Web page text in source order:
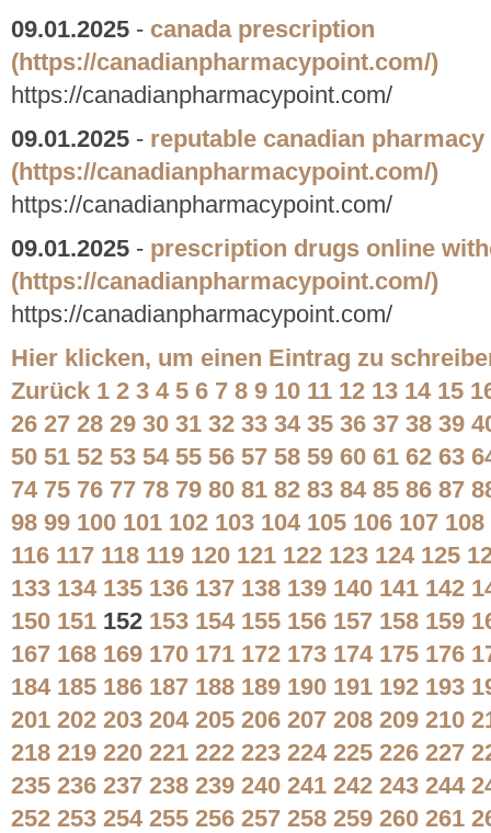
09.01.2025 - canada prescription
(https://canadianpharmacypoint.com/)
https://canadianpharmacypoint.com/
09.01.2025 - reputable canadian
(https://canadianpharmacypoint.com/)
https://canadianpharmacypoint.com/
09.01.2025 - prescription drugs online
(https://canadianpharmacypoint.com/)
https://canadianpharmacypoint.com/
Hier klicken, um einen Eintrag zu
Zurück 1 2 3 4 5 6 7 8 9 10 11 12 13 14 15
26 27 28 29 30 31 32 33 34 35 36 37 38 39
50 51 52 53 54 55 56 57 58 59 60 61 62 63
74 75 76 77 78 79 80 81 82 83 84 85 86 87
98 99 100 101 102 103 104 105 106 107 108
116 117 118 119 120 121 122 123 124 125
133 134 135 136 137 138 139 140 141 142
150 151 152 153 154 155 156 157 158 159
167 168 169 170 171 172 173 174 175 176
184 185 186 187 188 189 190 191 192 193
201 202 203 204 205 206 207 208 209 210
218 219 220 221 222 223 224 225 226 227
235 236 237 238 239 240 241 242 243 244
252 253 254 255 256 257 258 259 260 261